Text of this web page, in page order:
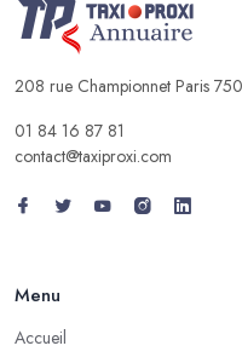
208 rue Championnet Paris
01 84 16 87 81
contact@taxiproxi.com
Menu
Accueil